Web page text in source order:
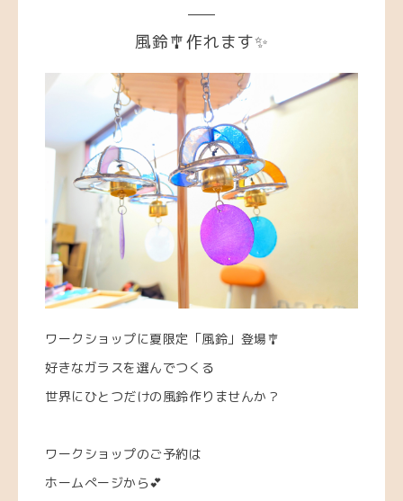
風鈴🎐作れます✨
ワークショップに夏限定「風鈴」登場🎐
好きなガラスを選んでつくる
世界にひとつだけの風鈴作りませんか？
ワークショップのご予約は
ホームぺージから💕